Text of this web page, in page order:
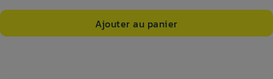
Ajouter au panier